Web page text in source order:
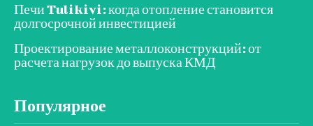
Печи Tulikivi: когда отопление становится
долгосрочной инвестицией
Проектирование металлоконструкций: от
расчета нагрузок до выпуска КМД
Популярное